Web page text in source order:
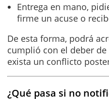
Entrega en mano,
firme un acuse o
De esta forma, podrá
cumplió con el deber
exista un conflicto
¿Qué pasa si no